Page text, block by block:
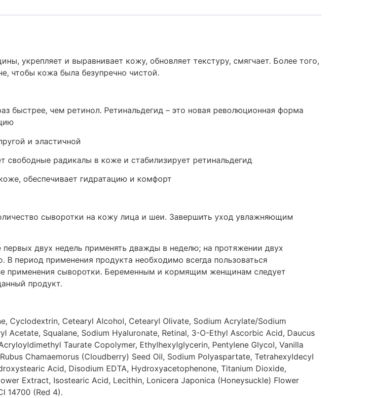
укрепляет и выравнивает кожу, обновляет текстуру, смягчает. Более того,
чтобы кожа была безупречно чистой.
быстрее, чем ретинол. Ретинальдегид – это новая революционная форма
и эластичной
свободные радикалы в коже и стабилизирует ретинальдегид
обеспечивает гидратацию и комфорт
сыворотки на кожу лица и шеи. Завершить уход увлажняющим
первых двух недель применять дважды в неделю; на протяжении двух
период применения продукта необходимо всегда пользоваться
применения сыворотки. Беременным и кормящим женщинам следует
продукт.
Cyclodextrin, Cetearyl Alcohol, Cetearyl Olivate, Sodium Acrylate/Sodium
Squalane, Sodium Hyaluronate, Retinal, 3-O-Ethyl Ascorbic Acid, Daucus
Taurate Copolymer, Ethylhexylglycerin, Pentylene Glycol, Vanilla
Chamaemorus (Cloudberry) Seed Oil, Sodium Polyaspartate, Tetrahexyldecyl
Acid, Disodium EDTA, Hydroxyacetophenone, Titanium Dioxide,
Extract, Isostearic Acid, Lecithin, Lonicera Japonica (Honeysuckle) Flower
14700 (Red 4).